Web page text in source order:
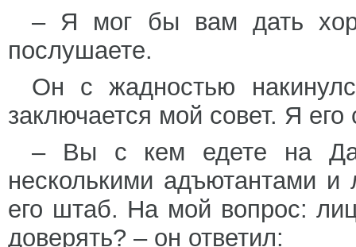
– Я мог бы вам дать
послушаете.
Он с жадностью
заключается мой совет. Я его
– Вы с кем едете на
несколькими адъютантами и
его штаб. На мой вопрос:
доверять? – он ответил: